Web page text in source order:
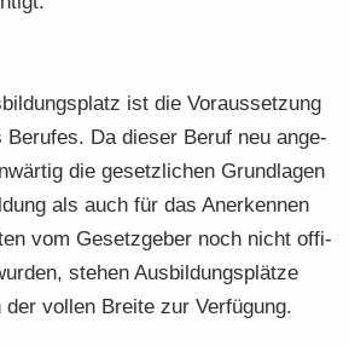
ist die Vor­aus­set­zung
Be­ru­fes. Da die­ser Beruf neu an­ge­
die ge­setz­li­chen Grund­la­gen
als auch für das An­er­ken­nen
vom Ge­setz­ge­ber noch nicht of­fi­
ste­hen Aus­bil­dungs­plät­ze
vol­len Brei­te zur Ver­fü­gung.